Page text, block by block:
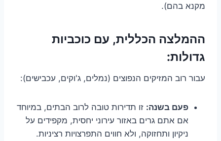
מקנא בהם).
ההמלצה הכללית, עם כוכביות
גדולות:
עבור רוב המזיקים הנפוצים (נמלים, ג'וקים, עכבישים):
פעם בשנה: זו תדירות טובה לרוב הבתים, במיוחד
אם אתם גרים באזור עירוני יחסית, מקפידים על
ניקיון ותחזוקה, ולא חווים התפרצויות רציניות.